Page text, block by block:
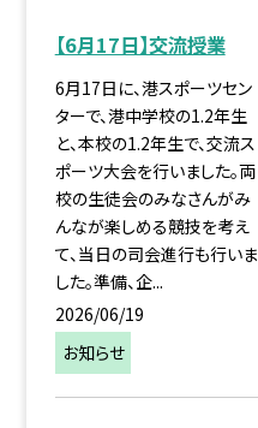
【6月17日】交流授業
6月17日に、港スポーツセン
ターで、港中学校の1.2年生
と、本校の1.2年生で、交流ス
ポーツ大会を行いました。両
校の生徒会のみなさんがみ
んなが楽しめる競技を考え
て、当日の司会進行も行いま
した。準備、企...
2026/06/19
お知らせ